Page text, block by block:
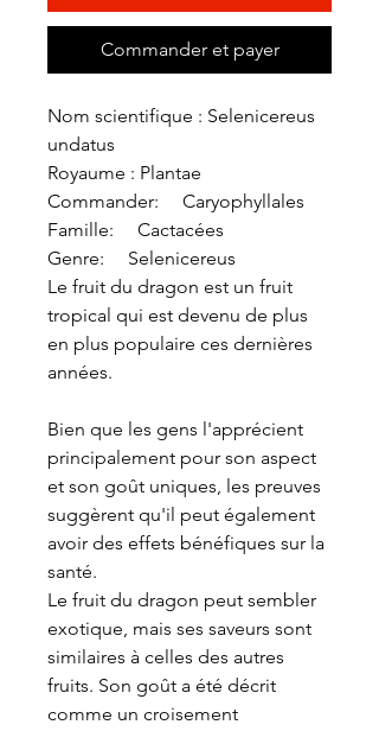
Commander et payer
Nom scientifique : Selenicereus
undatus
Royaume : Plantae
Commander: Caryophyllales
Famille: Cactacées
Genre: Selenicereus
Le fruit du dragon est un fruit
tropical qui est devenu de plus
en plus populaire ces dernières
années.
Bien que les gens l'apprécient
principalement pour son aspect
et son goût uniques, les preuves
suggèrent qu'il peut également
avoir des effets bénéfiques sur la
santé.
Le fruit du dragon peut sembler
exotique, mais ses saveurs sont
similaires à celles des autres
fruits. Son goût a été décrit
comme un croisement